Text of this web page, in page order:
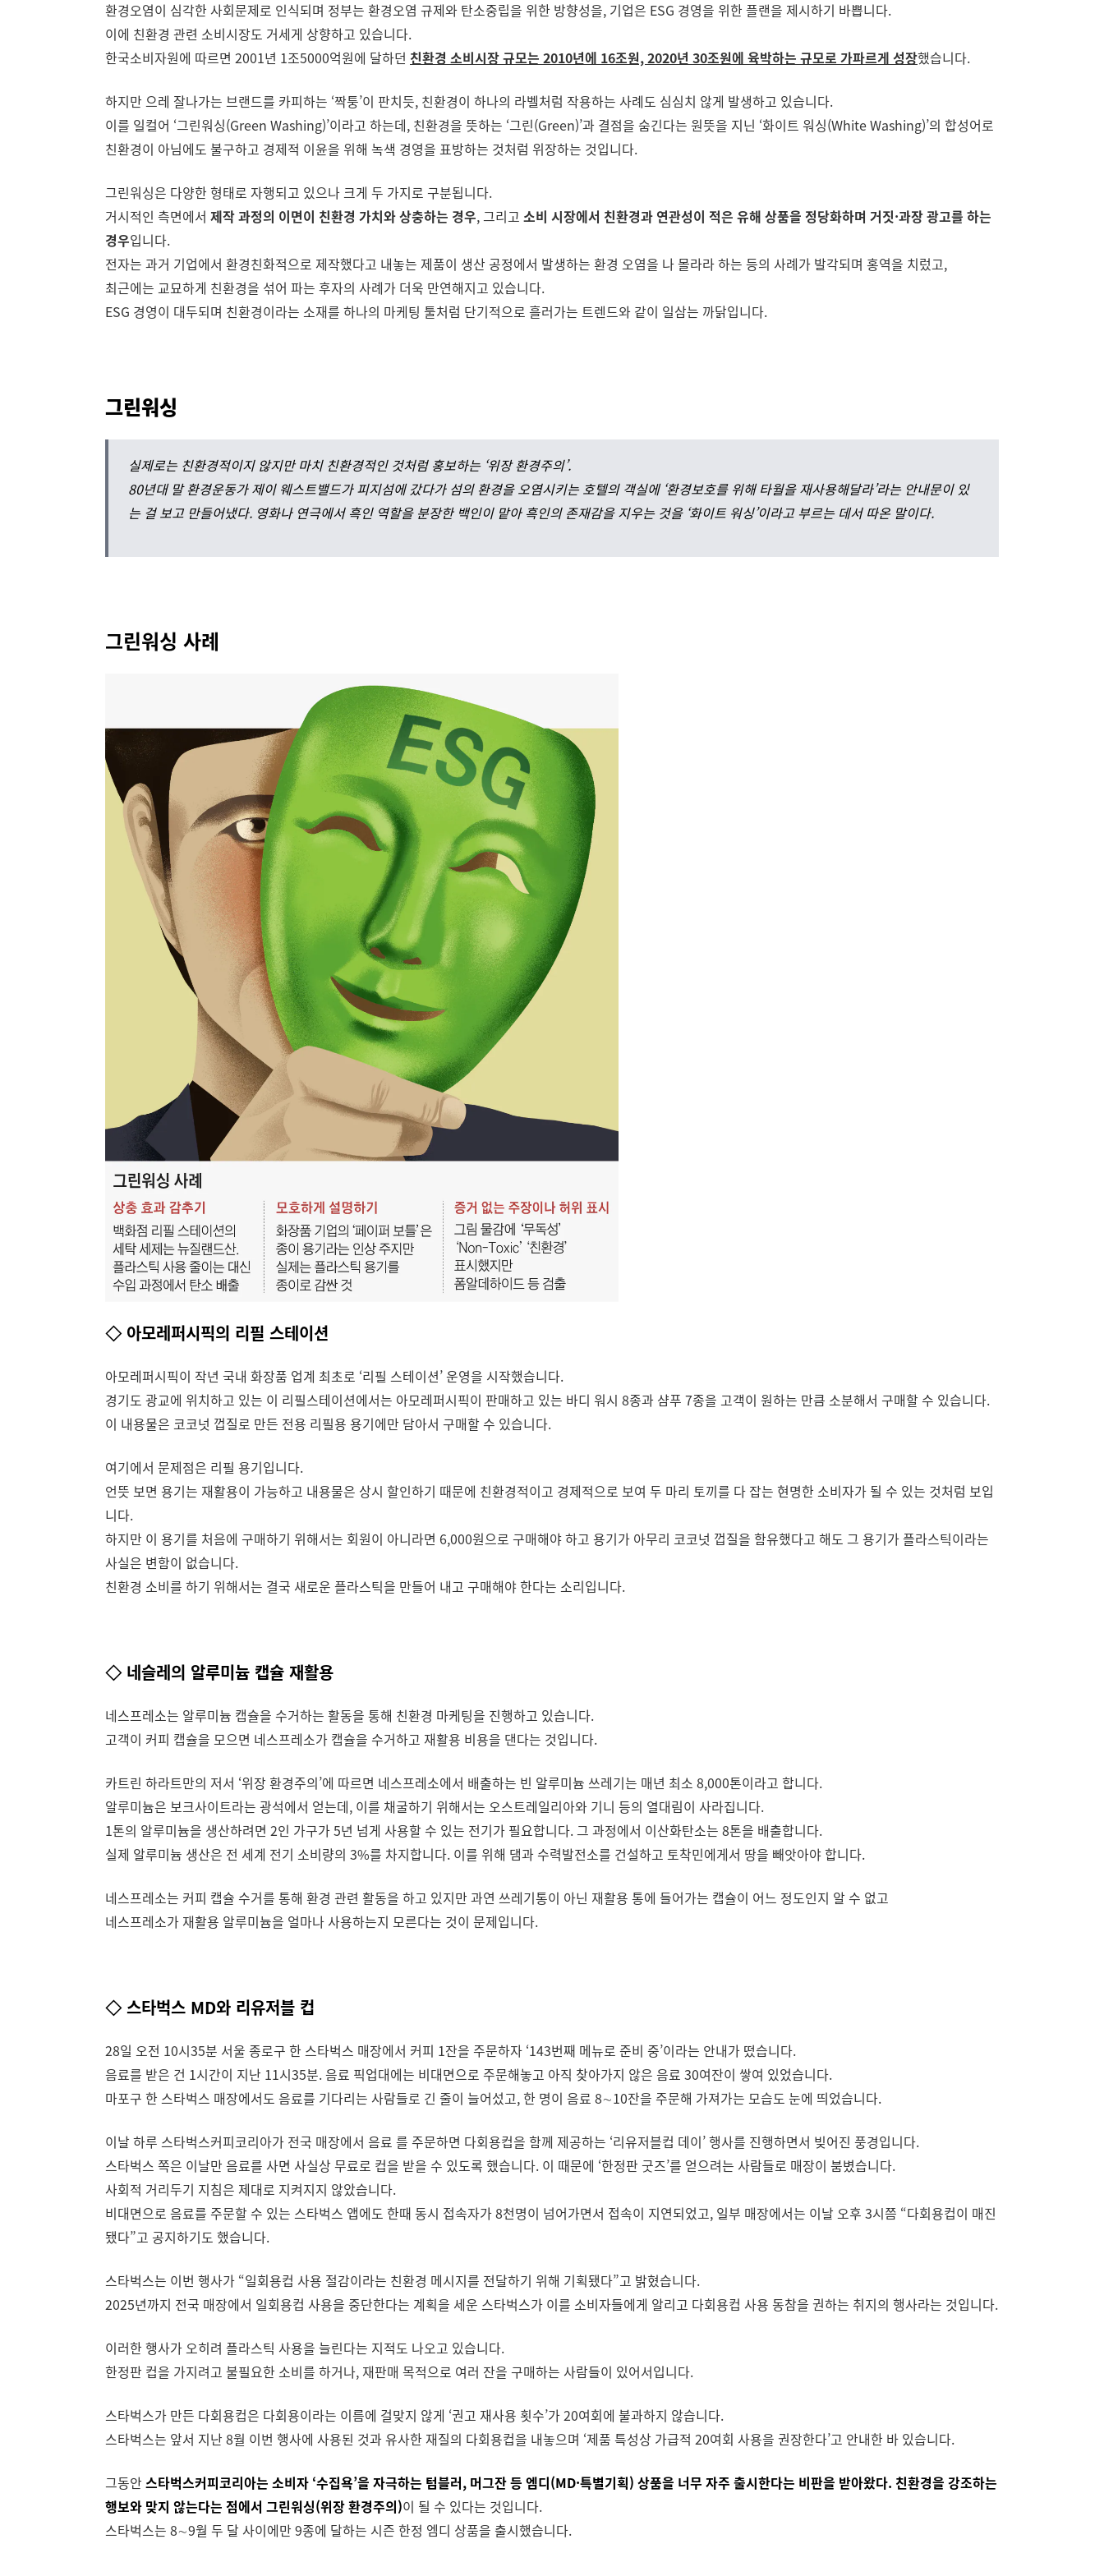
환경오염이 심각한 사회문제로 인식되며 정부는 환경오염 규제와 탄소중립을 위한 방향성을, 기업은 ESG 경영을 위한 플랜을 제시하기 바쁩니다.
이에 친환경 관련 소비시장도 거세게 상향하고 있습니다.
한국소비자원에 따르면 2001년 1조5000억원에 달하던 친환경 소비시장 규모는 2010년에 16조원, 2020년 30조원에 육박하는 규모로 가파르게 성장했습니다.
하지만 으레 잘나가는 브랜드를 카피하는 ‘짝퉁’이 판치듯, 친환경이 하나의 라벨처럼 작용하는 사례도 심심치 않게 발생하고 있습니다.
이를 일컬어 ‘그린워싱(Green Washing)’이라고 하는데, 친환경을 뜻하는 ‘그린(Green)’과 결점을 숨긴다는 원뜻을 지닌 ‘화이트 워싱(White Washing)’의 합성어로
친환경이 아님에도 불구하고 경제적 이윤을 위해 녹색 경영을 표방하는 것처럼 위장하는 것입니다.
그린워싱은 다양한 형태로 자행되고 있으나 크게 두 가지로 구분됩니다.
거시적인 측면에서 제작 과정의 이면이 친환경 가치와 상충하는 경우, 그리고 소비 시장에서 친환경과 연관성이 적은 유해 상품을 정당화하며 거짓·과장 광고를 하는
경우입니다.
전자는 과거 기업에서 환경친화적으로 제작했다고 내놓는 제품이 생산 공정에서 발생하는 환경 오염을 나 몰라라 하는 등의 사례가 발각되며 홍역을 치렀고,
최근에는 교묘하게 친환경을 섞어 파는 후자의 사례가 더욱 만연해지고 있습니다.
ESG 경영이 대두되며 친환경이라는 소재를 하나의 마케팅 툴처럼 단기적으로 흘러가는 트렌드와 같이 일삼는 까닭입니다.
그린워싱
실제로는 친환경적이지 않지만 마치 친환경적인 것처럼 홍보하는 ‘위장 환경주의’.
80년대 말 환경운동가 제이 웨스트밸드가 피지섬에 갔다가 섬의 환경을 오염시키는 호텔의 객실에 ‘환경보호를 위해 타월을 재사용해달라’라는 안내문이 있
는 걸 보고 만들어냈다. 영화나 연극에서 흑인 역할을 분장한 백인이 맡아 흑인의 존재감을 지우는 것을 ‘화이트 워싱’이라고 부르는 데서 따온 말이다.
그린워싱 사례
◇ 아모레퍼시픽의 리필 스테이션
아모레퍼시픽이 작년 국내 화장품 업계 최초로 ‘리필 스테이션’ 운영을 시작했습니다.
경기도 광교에 위치하고 있는 이 리필스테이션에서는 아모레퍼시픽이 판매하고 있는 바디 워시 8종과 샴푸 7종을 고객이 원하는 만큼 소분해서 구매할 수 있습니다.
이 내용물은 코코넛 껍질로 만든 전용 리필용 용기에만 담아서 구매할 수 있습니다.
여기에서 문제점은 리필 용기입니다.
언뜻 보면 용기는 재활용이 가능하고 내용물은 상시 할인하기 때문에 친환경적이고 경제적으로 보여 두 마리 토끼를 다 잡는 현명한 소비자가 될 수 있는 것처럼 보입
니다.
하지만 이 용기를 처음에 구매하기 위해서는 회원이 아니라면 6,000원으로 구매해야 하고 용기가 아무리 코코넛 껍질을 함유했다고 해도 그 용기가 플라스틱이라는
사실은 변함이 없습니다.
친환경 소비를 하기 위해서는 결국 새로운 플라스틱을 만들어 내고 구매해야 한다는 소리입니다.
◇ 네슬레의 알루미늄 캡슐 재활용
네스프레소는 알루미늄 캡슐을 수거하는 활동을 통해 친환경 마케팅을 진행하고 있습니다.
고객이 커피 캡슐을 모으면 네스프레소가 캡슐을 수거하고 재활용 비용을 댄다는 것입니다.
카트린 하라트만의 저서 ‘위장 환경주의’에 따르면 네스프레소에서 배출하는 빈 알루미늄 쓰레기는 매년 최소 8,000톤이라고 합니다.
알루미늄은 보크사이트라는 광석에서 얻는데, 이를 채굴하기 위해서는 오스트레일리아와 기니 등의 열대림이 사라집니다.
1톤의 알루미늄을 생산하려면 2인 가구가 5년 넘게 사용할 수 있는 전기가 필요합니다. 그 과정에서 이산화탄소는 8톤을 배출합니다.
실제 알루미늄 생산은 전 세계 전기 소비량의 3%를 차지합니다. 이를 위해 댐과 수력발전소를 건설하고 토착민에게서 땅을 빼앗아야 합니다.
네스프레소는 커피 캡슐 수거를 통해 환경 관련 활동을 하고 있지만 과연 쓰레기통이 아닌 재활용 통에 들어가는 캡슐이 어느 정도인지 알 수 없고
네스프레소가 재활용 알루미늄을 얼마나 사용하는지 모른다는 것이 문제입니다.
◇ 스타벅스 MD와 리유저블 컵
28일 오전 10시35분 서울 종로구 한 스타벅스 매장에서 커피 1잔을 주문하자 ‘143번째 메뉴로 준비 중’이라는 안내가 떴습니다.
음료를 받은 건 1시간이 지난 11시35분. 음료 픽업대에는 비대면으로 주문해놓고 아직 찾아가지 않은 음료 30여잔이 쌓여 있었습니다.
마포구 한 스타벅스 매장에서도 음료를 기다리는 사람들로 긴 줄이 늘어섰고, 한 명이 음료 8∼10잔을 주문해 가져가는 모습도 눈에 띄었습니다.
이날 하루 스타벅스커피코리아가 전국 매장에서 음료 를 주문하면 다회용컵을 함께 제공하는 ‘리유저블컵 데이’ 행사를 진행하면서 빚어진 풍경입니다.
스타벅스 쪽은 이날만 음료를 사면 사실상 무료로 컵을 받을 수 있도록 했습니다. 이 때문에 ‘한정판 굿즈’를 얻으려는 사람들로 매장이 붐볐습니다.
사회적 거리두기 지침은 제대로 지켜지지 않았습니다.
비대면으로 음료를 주문할 수 있는 스타벅스 앱에도 한때 동시 접속자가 8천명이 넘어가면서 접속이 지연되었고, 일부 매장에서는 이날 오후 3시쯤 “다회용컵이 매진
됐다”고 공지하기도 했습니다.
스타벅스는 이번 행사가 “일회용컵 사용 절감이라는 친환경 메시지를 전달하기 위해 기획됐다”고 밝혔습니다.
2025년까지 전국 매장에서 일회용컵 사용을 중단한다는 계획을 세운 스타벅스가 이를 소비자들에게 알리고 다회용컵 사용 동참을 권하는 취지의 행사라는 것입니다.
이러한 행사가 오히려 플라스틱 사용을 늘린다는 지적도 나오고 있습니다.
한정판 컵을 가지려고 불필요한 소비를 하거나, 재판매 목적으로 여러 잔을 구매하는 사람들이 있어서입니다.
스타벅스가 만든 다회용컵은 다회용이라는 이름에 걸맞지 않게 ‘권고 재사용 횟수’가 20여회에 불과하지 않습니다.
스타벅스는 앞서 지난 8월 이번 행사에 사용된 것과 유사한 재질의 다회용컵을 내놓으며 ‘제품 특성상 가급적 20여회 사용을 권장한다’고 안내한 바 있습니다.
그동안 스타벅스커피코리아는 소비자 ‘수집욕’을 자극하는 텀블러, 머그잔 등 엠디(MD·특별기획) 상품을 너무 자주 출시한다는 비판을 받아왔다. 친환경을 강조하는
행보와 맞지 않는다는 점에서 그린워싱(위장 환경주의)이 될 수 있다는 것입니다.
스타벅스는 8∼9월 두 달 사이에만 9종에 달하는 시즌 한정 엠디 상품을 출시했습니다.